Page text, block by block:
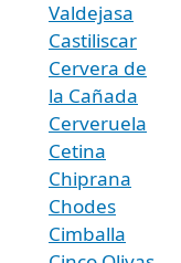
Valdejasa
Castiliscar
Cervera de
la Cañada
Cerveruela
Cetina
Chiprana
Chodes
Cimballa